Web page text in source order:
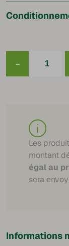
−
quantité
de
supérieure
Les
montant
égal au
sera
Informations